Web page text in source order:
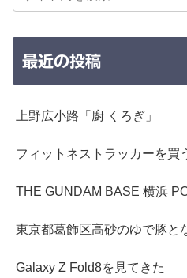
最近の投稿
上野広小路「廚 くろぎ」
フィットネストラッカーを買
THE GUNDAM BASE 横浜
東京都葛飾区高砂のゆで豚と
Galaxy Z Fold8を見てきた